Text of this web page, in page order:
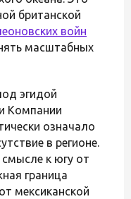
британской
войн
масштабных
эгидой
Компании
означало
в регионе.
к югу от
граница
мексиканской